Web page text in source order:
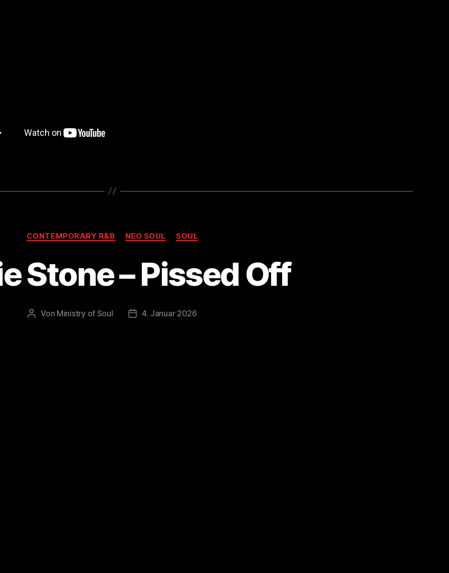
Kategorien
CONTEMPORARY R&B NEO SOUL SOUL
Stone – Pissed Off
Beitragsautor
Von Ministry of Soul Veröffentlichungsdatum
4. Januar 2026